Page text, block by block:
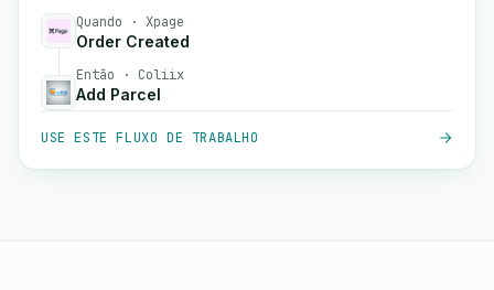
Quando · Xpage
Order Created
Então · Coliix
Add Parcel
USE ESTE FLUXO DE TRABALHO